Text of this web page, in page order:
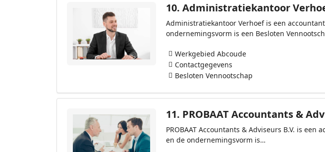
10. Administratiekantoor
Administratiekantoor Verhoef is een
ondernemingsvorm is een Besloten
Werkgebied Abcoude
Contactgegevens
Besloten Vennootschap
11. PROBAAT Accountants &
PROBAAT Accountants & Adviseurs B.V. is
en de ondernemingsvorm is…